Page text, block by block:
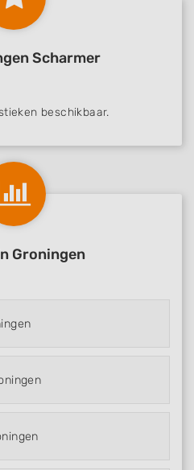
Scharmer
beschikbaar.
Groningen